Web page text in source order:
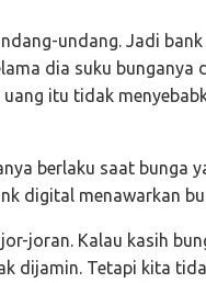
undang. Jadi
dia suku bunganya
itu tidak
berlaku saat bunga
digital menawarkan
joran. Kalau kasih
dijamin. Tetapi kita